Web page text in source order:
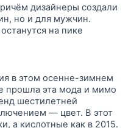
дизайнеры создали
но и для мужчин.
на пике
в этом осенне-зимнем
прошла эта мода и мимо
шестилетней
— цвет. В этот
а кислотные как в 2015.